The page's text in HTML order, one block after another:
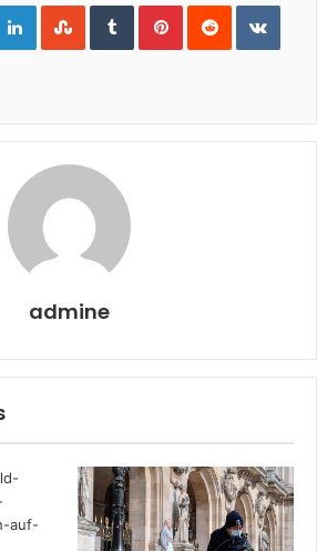
LinkedInStumbleUpon
TumblrPinterestReddit
admine